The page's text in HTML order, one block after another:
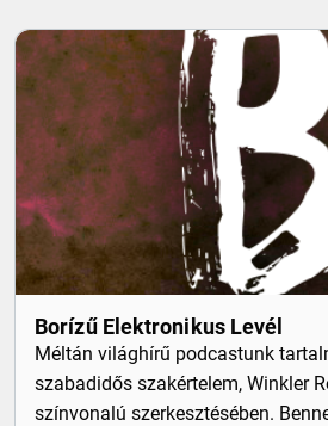
Borízű Elektronikus Levél
Méltán világhírű podcastunk
szabadidős szakértelem, Winkler
színvonalú szerkesztésében.